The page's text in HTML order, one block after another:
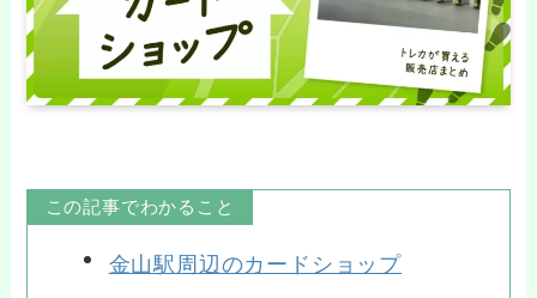
この記事でわかること
金山駅周辺のカードショップ